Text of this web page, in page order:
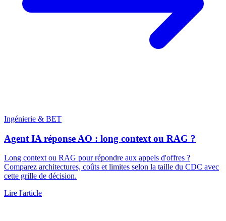
Ingénierie & BET
Agent IA réponse AO : long context ou RAG ?
Long context ou RAG pour répondre aux appels d'offres ?
Comparez architectures, coûts et limites selon la taille du CDC avec
cette grille de décision.
Lire l'article